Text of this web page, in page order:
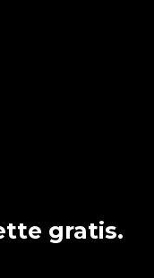
gratis.